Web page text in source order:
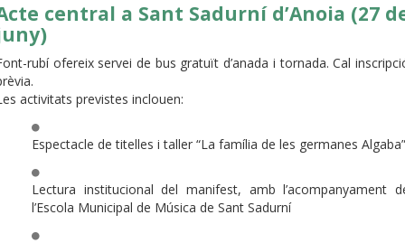
central a Sant Sadurní d’Anoia (27
rubí ofereix servei de bus gratuït d’anada i tornada. Cal
activitats previstes inclouen:
Espectacle de titelles i taller “La família de les germanes Algaba”
Lectura institucional del manifest, amb l’acompanyament
l’Escola Municipal de Música de Sant Sadurní